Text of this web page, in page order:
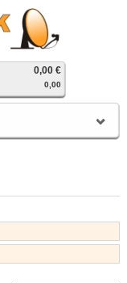
0,00 €
0,00